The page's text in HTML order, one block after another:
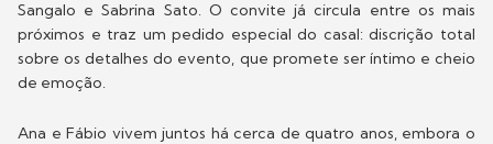
Sangalo e Sabrina Sato. O convite já circula entre os mais
próximos e traz um pedido especial do casal: discrição total
sobre os detalhes do evento, que promete ser íntimo e cheio
de emoção.
Ana e Fábio vivem juntos há cerca de quatro anos, embora o